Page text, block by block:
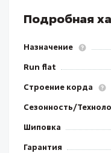
Подробная
Назначение
Run flat
Строение корда
Сезонность/
Шиповка
Гарантия